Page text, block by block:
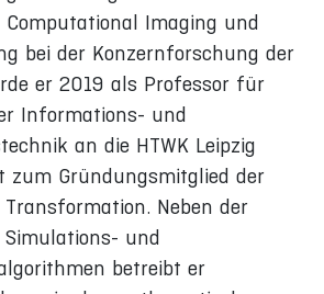
Computational Imaging und
bei der Konzernforschung der
er 2019 als Professor für
Informations- und
an die HTWK Leipzig
zum Gründungsmitglied der
Neben der
und
betreibt er